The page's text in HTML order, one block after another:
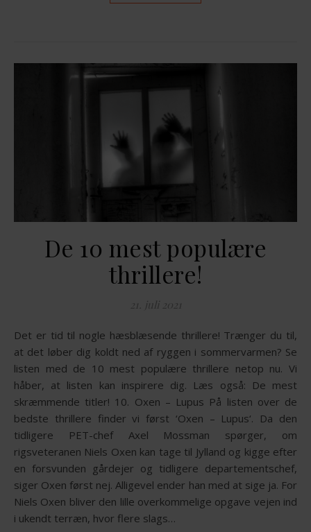
De 10 mest populære
thrillere!
21. juli 2021
Det er tid til nogle hæsblæsende thrillere! Trænger du til,
at det løber dig koldt ned af ryggen i sommervarmen? Se
listen med de 10 mest populære thrillere netop nu. Vi
håber, at listen kan inspirere dig. Læs også: De mest
skræmmende titler! 10. Oxen – Lupus På listen over de
bedste thrillere finder vi først ‘Oxen – Lupus‘. Da den
tidligere PET-chef Axel Mossman spørger, om
rigsveteranen Niels Oxen kan tage til Jylland og kigge efter
en forsvunden gårdejer og tidligere departementschef,
siger Oxen først nej. Alligevel ender han med at sige ja. For
Niels Oxen bliver den lille overkommelige opgave vejen ind
i ukendt terræn, hvor flere slags…